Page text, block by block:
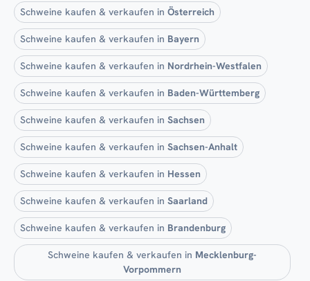
Schweine kaufen & verkaufen in Österreich
Schweine kaufen & verkaufen in Bayern
Schweine kaufen & verkaufen in Nordrhein-Westfalen
Schweine kaufen & verkaufen in Baden-Württemberg
Schweine kaufen & verkaufen in Sachsen
Schweine kaufen & verkaufen in Sachsen-Anhalt
Schweine kaufen & verkaufen in Hessen
Schweine kaufen & verkaufen in Saarland
Schweine kaufen & verkaufen in Brandenburg
Schweine kaufen & verkaufen in Mecklenburg-
Vorpommern